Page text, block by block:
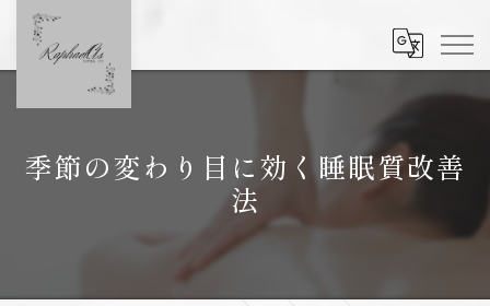
季節の変わり目に効く睡眠質改善
法